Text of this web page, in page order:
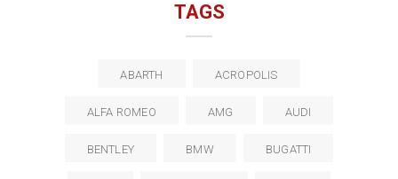
TAGS
ABARTH ACROPOLIS
ALFA ROMEO AMG AUDI
BENTLEY BMW BUGATTI